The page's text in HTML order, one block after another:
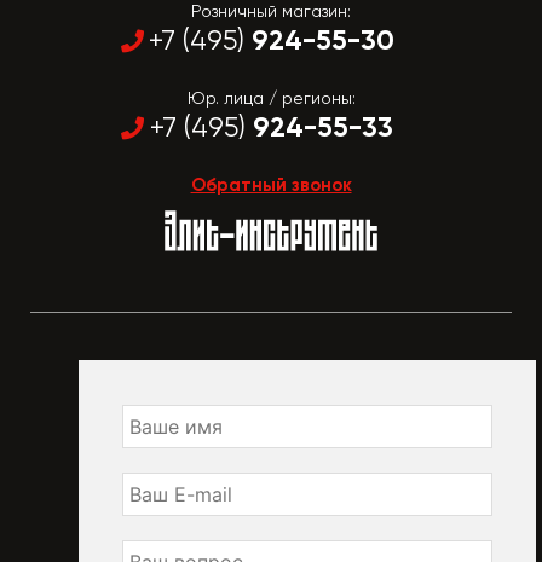
Розничный магазин:
+7 (495) 924-55-30
Юр. лица / регионы:
+7 (495) 924-55-33
Обратный звонок